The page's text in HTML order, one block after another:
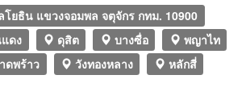
โยธิน แขวงจอมพล จตุจักร กทม. 10900
ดง ดุสิต บางซื่อ
พญาไท
ดพร้าว วังทองหลาง
หลักสี่